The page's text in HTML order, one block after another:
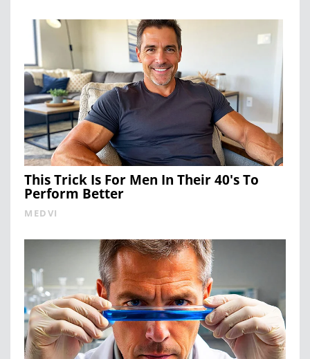
This Trick Is For Men In Their 40's To
Perform Better
MEDVI